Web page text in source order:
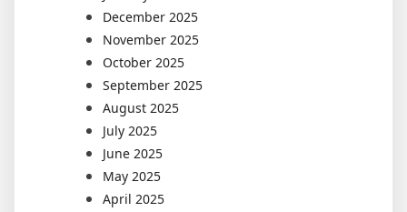
December 2025
November 2025
October 2025
September 2025
August 2025
July 2025
June 2025
May 2025
April 2025